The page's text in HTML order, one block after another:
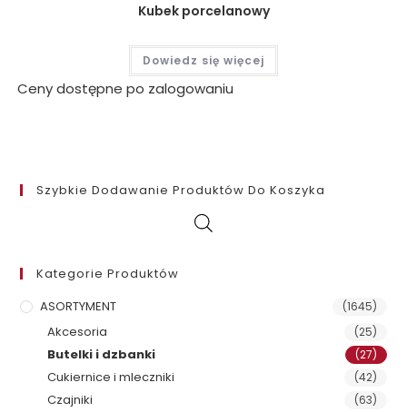
Kubek porcelanowy
Dowiedz się więcej
Ceny dostępne po zalogowaniu
Szybkie Dodawanie Produktów Do Koszyka
Kategorie Produktów
ASORTYMENT
(1645)
Akcesoria (25)
Butelki i dzbanki (27)
Cukiernice i mleczniki (42)
Czajniki (63)